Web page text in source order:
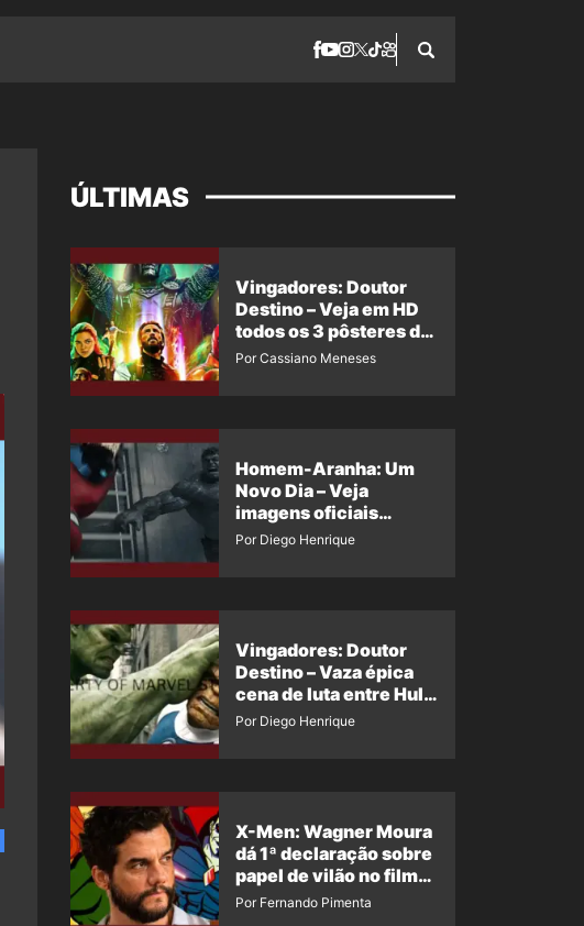
ÚLTIMAS
Vingadores: Doutor
Destino – Veja em HD
todos os 3 pôsteres de
‘Doomsday’ + 1 imagem
Por Cassiano Meneses
Homem-Aranha: Um
Novo Dia – Veja
imagens oficiais
descartadas do Hulk
Por Diego Henrique
Vingadores: Doutor
Destino – Vaza épica
cena de luta entre Hulk
e o Coisa
Por Diego Henrique
X-Men: Wagner Moura
dá 1ª declaração sobre
papel de vilão no filme
da Marvel
Por Fernando Pimenta